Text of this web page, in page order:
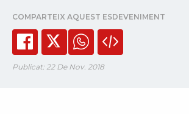
COMPARTEIX AQUEST ESDEVENIMENT
Publicat: 22 De Nov. 2018